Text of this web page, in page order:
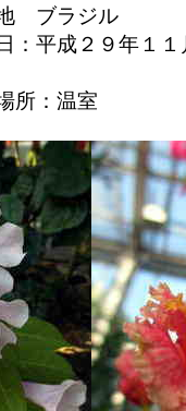
ブラジル
：平成２９年１１
所：温室